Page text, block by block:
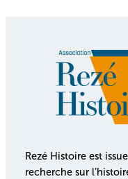
Rezé Histoire est
recherche sur